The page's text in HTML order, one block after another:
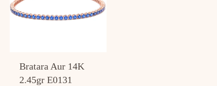
Bratara Aur 14K
2.45gr E0131